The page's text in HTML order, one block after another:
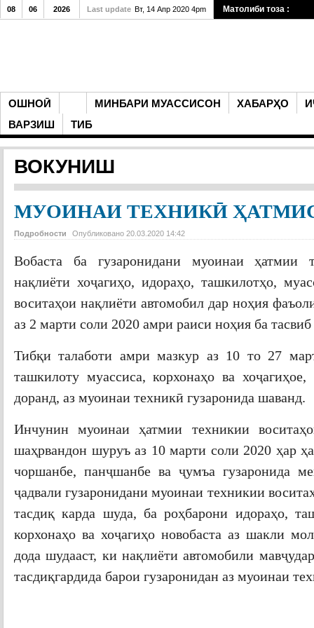
ОШНОӢ МИНБАРИ МУАССИСОН ХАБАРҲО
ВАРЗИШ
ТИБ
08 06 2026 Last update Вт, 14 Апр 2020 4pm Матолиби тоза :
ВОКУНИШ
МУОИНАИ ТЕХНИКӢ
Подробности Опубликовано 20.03.2020 14:42
Вобаста ба гузаронидани муоинаи ҳатмии
нақлиёти хоҷагиҳо, идораҳо, ташкилотҳо,
воситаҳои нақлиёти автомобил дар ноҳия
аз 2 марти соли 2020 амри раиси ноҳия ба
Тибқи талаботи амри мазкур аз 10 то 27
ташкилоту муассиса, корхонаҳо ва
доранд, аз муоинаи техникӣ гузаронида шаванд.
Инчунин муоинаи ҳатмии техникии
шаҳрвандон шуруъ аз 10 марти соли 2020 ҳар
чоршанбе, панҷшанбе ва ҷумъа гузаронида
ҷадвали гузаронидани муоинаи техникии
тасдиқ карда шуда, ба роҳбарони идораҳо,
корхонаҳо ва хоҷагиҳо новобаста аз шакли
дода шудааст, ки нақлиёти автомобили
тасдиқгардида барои гузаронидан аз муоинаи